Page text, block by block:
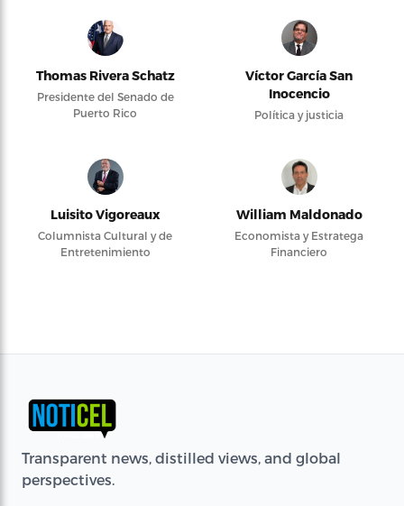
Thomas Rivera Schatz
Presidente del Senado de
Puerto Rico
Víctor García San
Inocencio
Política y justicia
Luisito Vigoreaux
Columnista Cultural y de
Entretenimiento
William Maldonado
Economista y Estratega
Financiero
Transparent news, distilled views, and global
perspectives.